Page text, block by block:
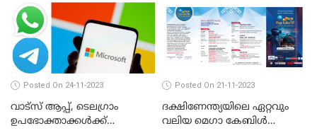
Posted On 24-11-2023
വാട്‌സ് ആപ്പ്, ടെലഗ്രാം
ഉപഭോക്താക്കള്‍ക്ക്
Posted On 21-11-2023
ദക്ഷിണേന്ത്യയിലെ ഏറ്റവും
വലിയ മെഗാ കേബിള്‍